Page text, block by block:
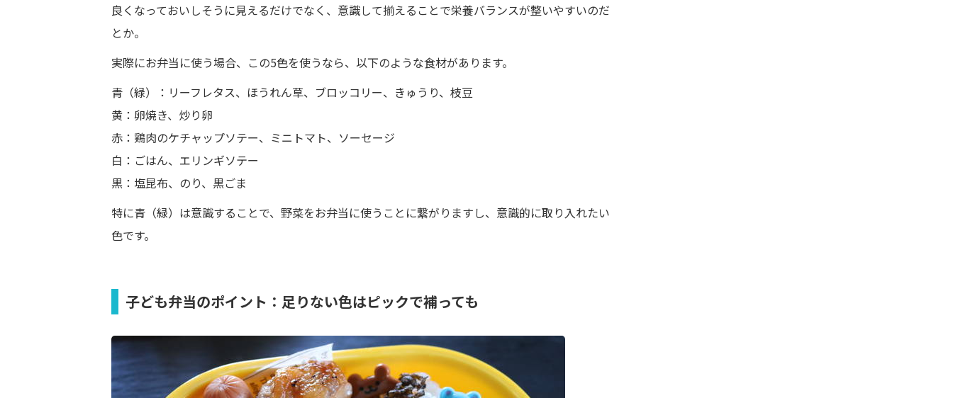
良くなっておいしそうに見えるだけでなく、意識して揃えることで栄養バランスが整いやすいのだ
とか。
実際にお弁当に使う場合、この5色を使うなら、以下のような食材があります。
青（緑）：リーフレタス、ほうれん草、ブロッコリー、きゅうり、枝豆
黄：卵焼き、炒り卵
赤：鶏肉のケチャップソテー、ミニトマト、ソーセージ
白：ごはん、エリンギソテー
黒：塩昆布、のり、黒ごま
特に青（緑）は意識することで、野菜をお弁当に使うことに繋がりますし、意識的に取り入れたい
色です。
子ども弁当のポイント：足りない色はピックで補っても